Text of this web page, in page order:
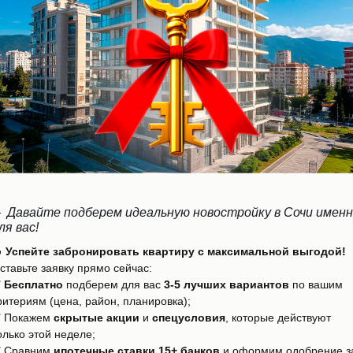
КП Sirius
Давайте подберем идеальную новостройку в Сочи
вас!
Успейте забронировать квартиру с максимальной выгодой!
заявку прямо сейчас:
Бесплатно подберем для вас 3-5 лучших вариантов по вашим
(цена, район, планировка);
Покажем скрытые акции и спецусловия , которые действуют
этой неделе;
Сравним ипотечные ставки 15+ банков и оформим одобрение